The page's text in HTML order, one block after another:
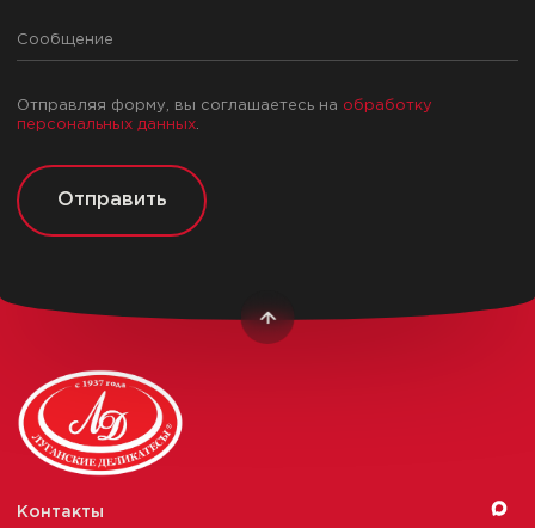
Отправляя форму, вы соглашаетесь на обработку
персональных данных
Отправить
Контакты